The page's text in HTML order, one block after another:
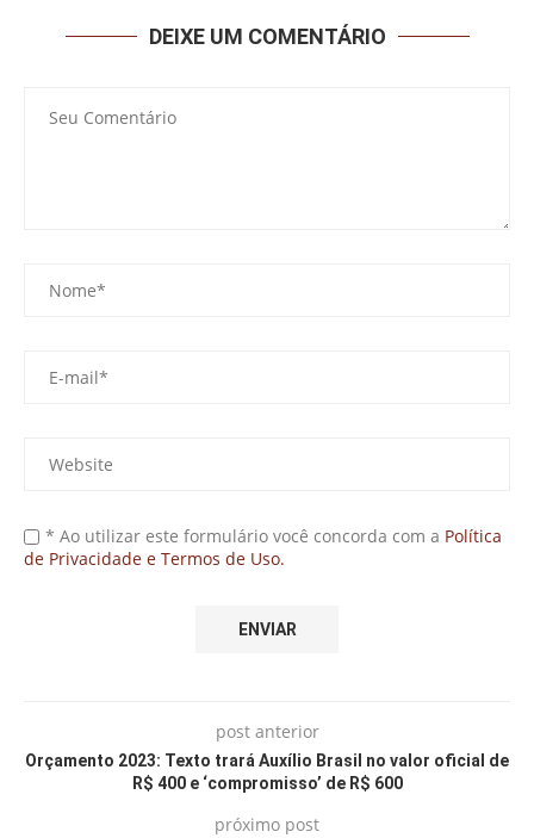
DEIXE UM COMENTÁRIO
* Ao utilizar este formulário você concorda com a Política
de Privacidade e Termos de Uso.
post anterior
Orçamento 2023: Texto trará Auxílio Brasil no valor oficial de
R$ 400 e ‘compromisso’ de R$ 600
próximo post